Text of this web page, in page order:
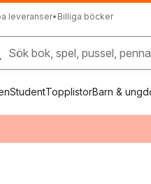
leveranser• Billiga böcker
Sök bok, spel, pussel,
StudentTopplistorBarn &